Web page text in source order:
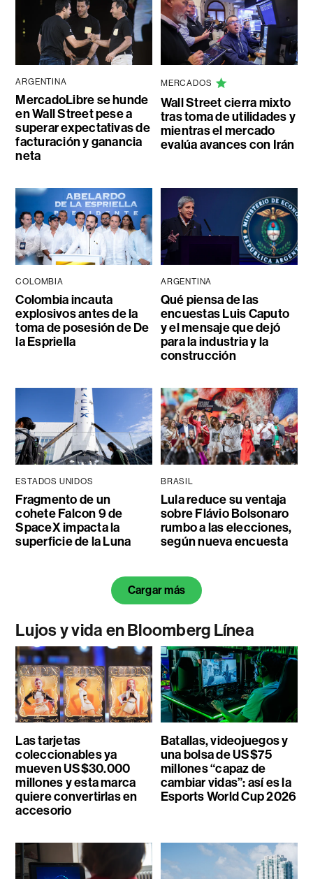
ARGENTINA
MercadoLibre se hunde
en Wall Street pese a
superar expectativas de
facturación y ganancia
neta
MERCADOS
Wall Street cierra mixto
tras toma de utilidades y
mientras el mercado
evalúa avances con Irán
COLOMBIA
Colombia incauta
explosivos antes de la
toma de posesión de De
la Espriella
ARGENTINA
Qué piensa de las
encuestas Luis Caputo
y el mensaje que dejó
para la industria y la
construcción
ESTADOS UNIDOS
Fragmento de un
cohete Falcon 9 de
SpaceX impacta la
superficie de la Luna
BRASIL
Lula reduce su ventaja
sobre Flávio Bolsonaro
rumbo a las elecciones,
según nueva encuesta
Cargar más
Lujos y vida en Bloomberg Línea
Las tarjetas
coleccionables ya
mueven US$30.000
millones y esta marca
quiere convertirlas en
accesorio
Batallas, videojuegos y
una bolsa de US$75
millones “capaz de
cambiar vidas”: así es la
Esports World Cup 2026